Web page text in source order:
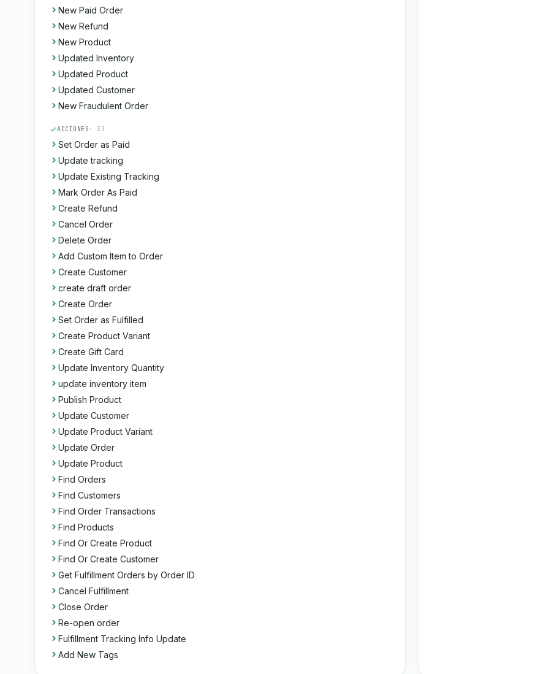
New Paid Order
New Refund
New Product
Updated Inventory
Updated Product
Updated Customer
New Fraudulent Order
ACCIONES · 33
Set Order as Paid
Update tracking
Update Existing Tracking
Mark Order As Paid
Create Refund
Cancel Order
Delete Order
Add Custom Item to Order
Create Customer
create draft order
Create Order
Set Order as Fulfilled
Create Product Variant
Create Gift Card
Update Inventory Quantity
update inventory item
Publish Product
Update Customer
Update Product Variant
Update Order
Update Product
Find Orders
Find Customers
Find Order Transactions
Find Products
Find Or Create Product
Find Or Create Customer
Get Fulfillment Orders by Order ID
Cancel Fulfillment
Close Order
Re-open order
Fulfillment Tracking Info Update
Add New Tags